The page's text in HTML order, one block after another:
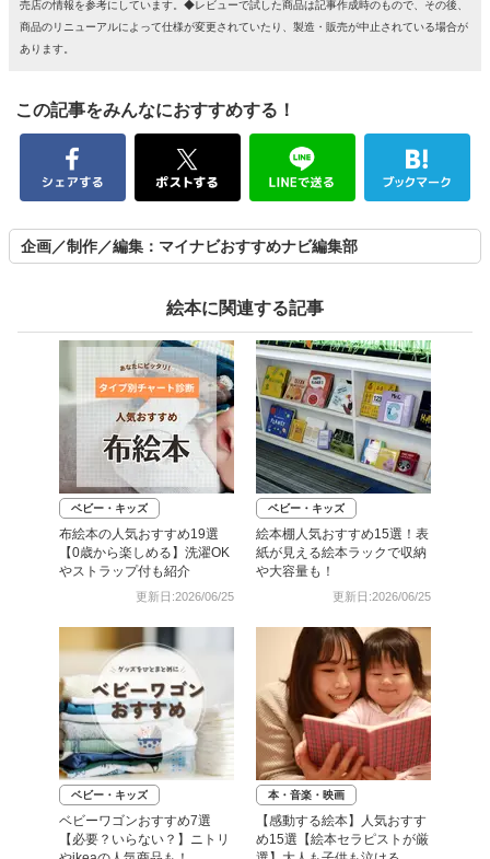
売店の情報を参考にしています。◆レビューで試した商品は記事作成時のもので、その後、
商品のリニューアルによって仕様が変更されていたり、製造・販売が中止されている場合が
あります。
この記事をみんなにおすすめする！
企画／制作／編集：マイナビおすすめナビ編集部
絵本に関連する記事
ベビー・キッズ
布絵本の人気おすすめ19選
【0歳から楽しめる】洗濯OK
やストラップ付も紹介
更新日:2026/06/25
ベビー・キッズ
絵本棚人気おすすめ15選！表
紙が見える絵本ラックで収納
や大容量も！
更新日:2026/06/25
ベビー・キッズ
ベビーワゴンおすすめ7選
【必要？いらない？】ニトリ
本・音楽・映画
【感動する絵本】人気おすす
め15選【絵本セラピストが厳